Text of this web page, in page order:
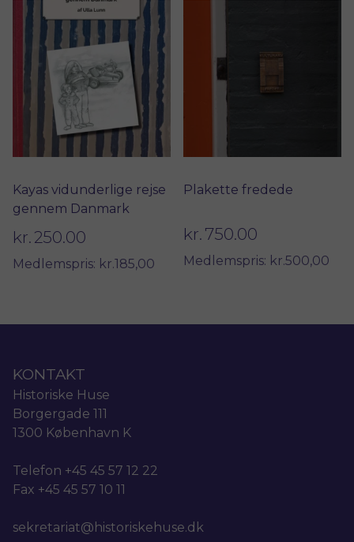
Kayas vidunderlige rejse
gennem Danmark
kr. 250.00
Medlemspris: kr.185,00
Plakette fredede
kr. 750.00
Medlemspris: kr.500,00
KONTAKT
Historiske Huse
Borgergade 111
1300 København K
Telefon +45 45 57 12 22
Fax +45 45 57 10 11
sekretariat@historiskehuse.dk